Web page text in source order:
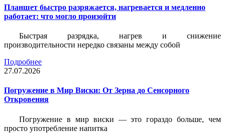
Планшет быстро разряжается, нагревается и медленно
работает: что могло произойти
Быстрая разрядка, нагрев и снижение
производительности нередко связаны между собой
Подробнее
27.07.2026
Погружение в Мир Виски: От Зерна до Сенсорного
Откровения
Погружение в мир виски — это гораздо больше, чем
просто употребление напитка